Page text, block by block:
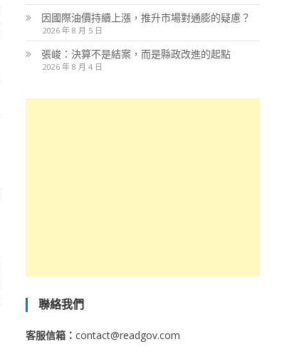
因國際油價持續上漲，推升市場對通膨的疑慮？
2026 年 8 月 5 日
張峻：決算不是結案，而是縣政改進的起點
2026 年 8 月 4 日
聯絡我們
客服信箱： contact@readgov.com